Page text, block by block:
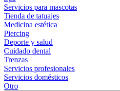
Servicios para mascotas
Tienda de tatuajes
Medicina estética
Piercing
Deporte y salud
Cuidado dental
Trenzas
Servicios profesionales
Servicios domésticos
Otro